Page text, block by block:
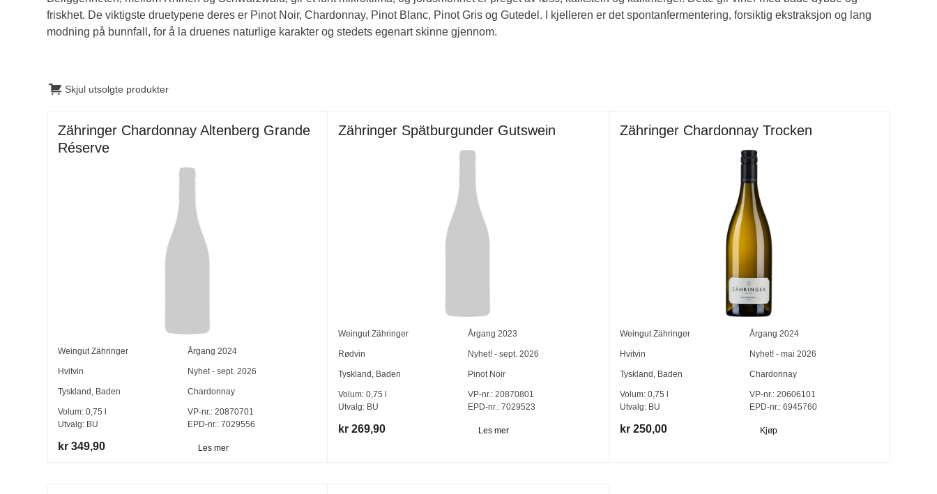
friskhet. De viktigste druetypene deres er Pinot Noir, Chardonnay, Pinot Blanc, Pinot Gris og Gutedel. I kjelleren er det spontanfermentering, forsiktig ekstraksjon og lang
modning på bunnfall, for å la druenes naturlige karakter og stedets egenart skinne gjennom.
Skjul utsolgte produkter
Zähringer Chardonnay Altenberg Grande
Réserve
Weingut Zähringer Årgang 2024
Hvitvin Nyhet - sept. 2026
Tyskland, Baden Chardonnay
Volum:0,75 l
Utvalg: BU
VP-nr.:20870701
EPD-nr.: 7029556
kr 349,90 Les mer
Zähringer Spätburgunder Gutswein
Weingut Zähringer Årgang2023
Rødvin Nyhet! - sept. 2026
Tyskland, Baden Pinot Noir
Volum:0,75 l
Utvalg: BU
VP-nr.: 20870801
EPD-nr.: 7029523
kr 269,90 Les mer
Zähringer Chardonnay Trocken
Weingut Zähringer Årgang 2024
Hvitvin Nyhet! - mai 2026
Tyskland , Baden Chardonnay
Volum: 0,75
Utvalg: BU
VP-nr.:20606101
EPD-nr.: 6945760
kr 250,00 Kjøp